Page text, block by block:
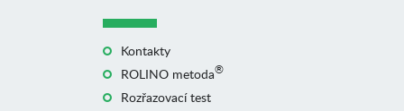
Kontakty
ROLINO metoda®
Rozřazovací test